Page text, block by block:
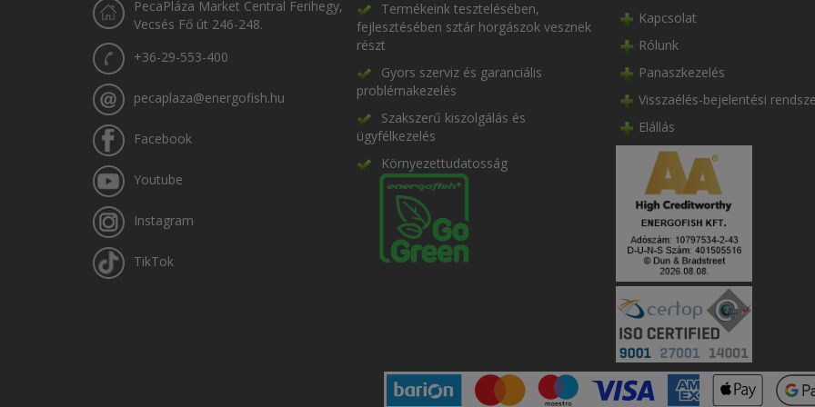
PecaPláza Market Central Ferihegy,
Vecsés Fő út 246-248.
+36-29-553-400
pecaplaza@energofish.hu
Facebook
Youtube
Instagram
TikTok
Termékeink tesztelésében,
fejlesztésében sztár horgászok vesznek
részt
Gyors szerviz és garanciális
problémakezelés
Szakszerű kiszolgálás és
ügyfélkezelés
Környezettudatosság
Kapcsolat
Rólunk
Panaszkezelés
Visszaélés-bejelentési
Elállás